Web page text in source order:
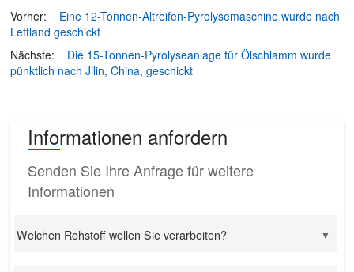
Vorher:
Eine 12-Tonnen-Altreifen-Pyrolysemaschine wurde nach
Lettland geschickt
Nächste:
Die 15-Tonnen-Pyrolyseanlage für Ölschlamm wurde
pünktlich nach Jilin, China, geschickt
Informationen anfordern
Senden Sie Ihre Anfrage für weitere
Informationen